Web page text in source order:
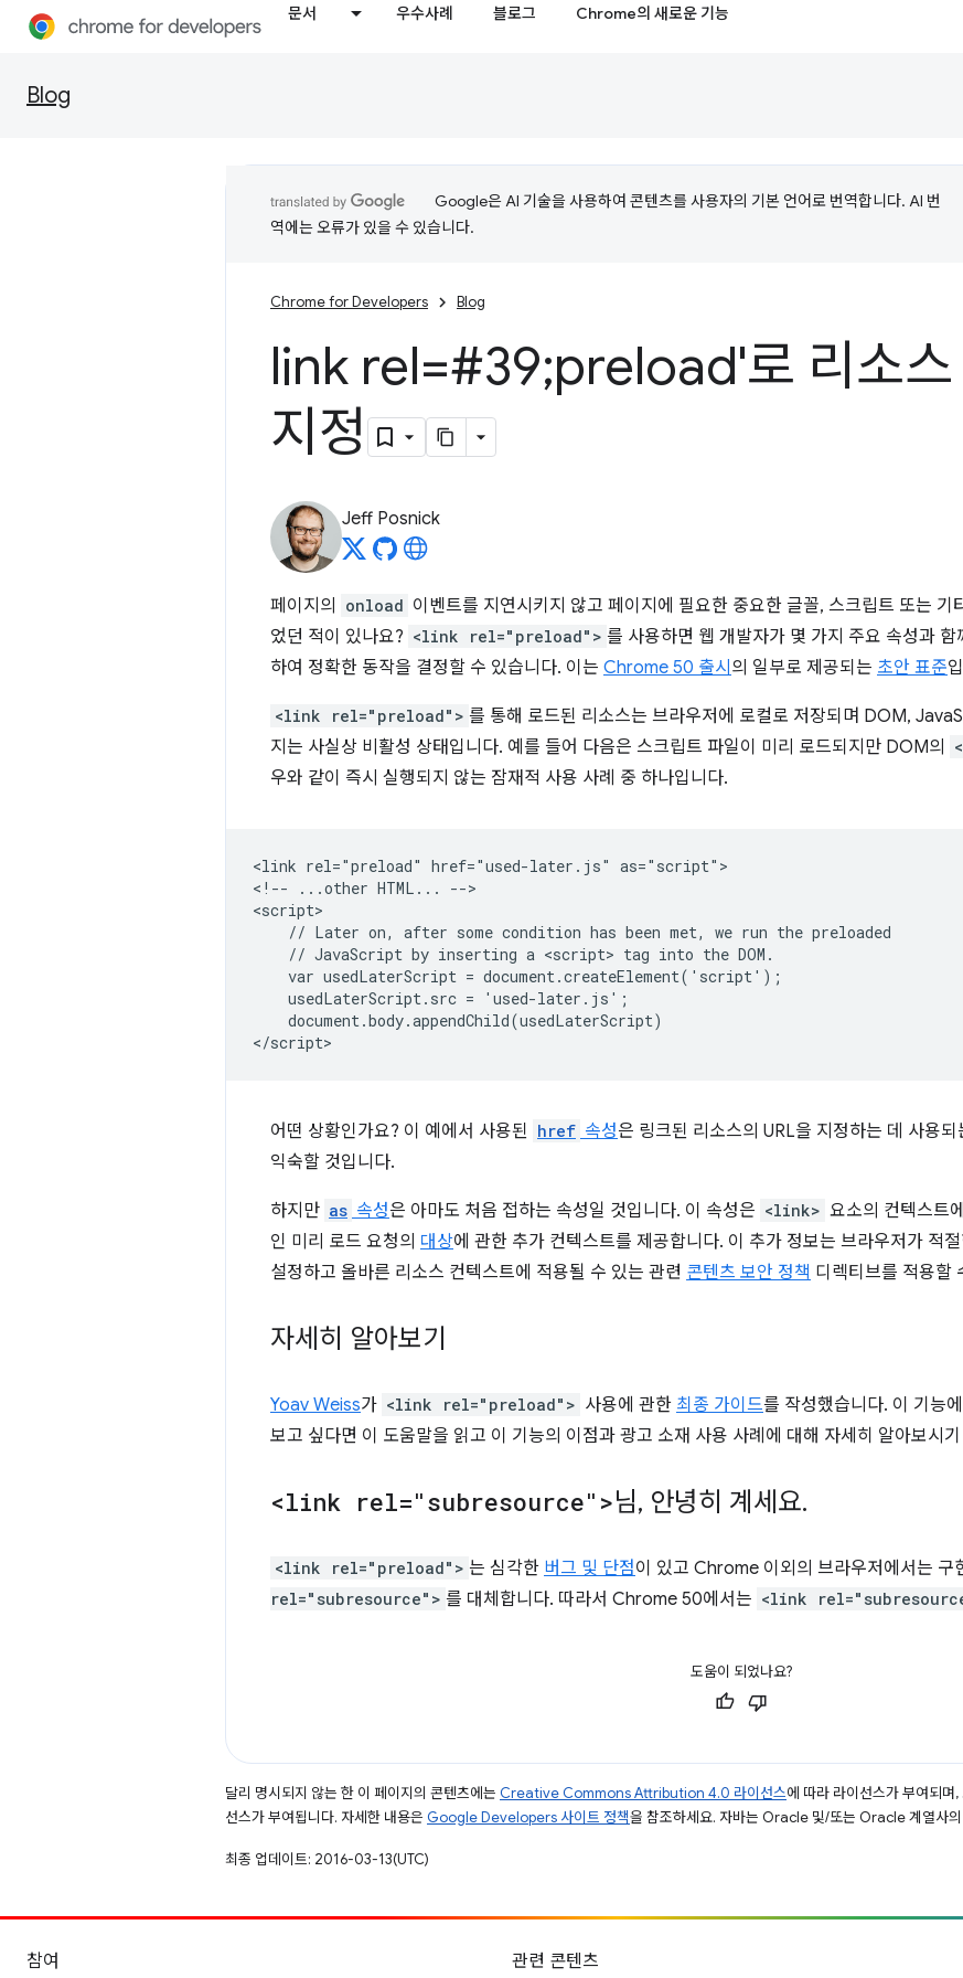
문서 우수사례 블로그 Chrome의 새로운 기능
Blog
Google은 AI 기술을 사용하여 콘텐츠를 사용자의 기본 언어로 번역합니다. AI 번
역에는 오류가 있을 수 있습니다.
Chrome for Developers Blog
link rel=#39;preload'로 리소스
지정
Jeff Posnick
페이지의 onload 이벤트를 지연시키지 않고 페이지에 필요한 중요한 글꼴, 스크립트 또는 기
었던 적이 있나요? <link rel="preload"> 를 사용하면 웹 개발자가 몇 가지 주요 속성과
하여 정확한 동작을 결정할 수 있습니다. 이는 Chrome 50 출시 의 일부로 제공되는 초안 표준
<link rel="preload"> 를 통해 로드된 리소스는 브라우저에 로컬로 저장되며 DOM,
지는 사실상 비활성 상태입니다. 예를 들어 다음은 스크립트 파일이 미리 로드되지만 DOM의
우와 같이 즉시 실행되지 않는 잠재적 사용 사례 중 하나입니다.
<link rel="preload" href="used-later.js" as="script">
<!-- ...other HTML... -->
<script>
    // Later on, after some condition has been met, we run the preloaded
    // JavaScript by inserting a <script> tag into the DOM.
    var usedLaterScript = document.createElement('script');
    usedLaterScript.src = 'used-later.js';
    document.body.appendChild(usedLaterScript)
어떤 상황인가요? 이 예에서 사용된 href 속성은 링크된 리소스의 URL을 지정하는 데 사용
익숙할 것입니다.
하지만 as 속성은 아마도 처음 접하는 속성일 것입니다. 이 속성은 <link> 요소의 컨텍스트
인 미리 로드 요청의 대상에 관한 추가 컨텍스트를 제공합니다. 이 추가 정보는 브라우저가 적
설정하고 올바른 리소스 컨텍스트에 적용될 수 있는 관련 콘텐츠 보안 정책 디렉티브를 적용할
자세히 알아보기
Yoav Weiss가 <link rel="preload"> 사용에 관한 최종 가이드를 작성했습니다. 이 기능
보고 싶다면 이 도움말을 읽고 이 기능의 이점과 광고 소재 사용 사례에 대해 자세히 알아보시
<link rel="subresource">님, 안녕히 계세요.
<link rel="preload"> 는 심각한 버그 및 단점이 있고 Chrome 이외의 브라우저에서는 구
rel="subresource"> 를 대체합니다. 따라서 Chrome 50에서는 <link
도움이 되었나요?
달리 명시되지 않는 한 이 페이지의 콘텐츠에는 Creative Commons Attribution 4.0 라이선스에 따라 라이선스가 부여되며,
선스가 부여됩니다. 자세한 내용은 Google Developers 사이트 정책을 참조하세요. 자바는 Oracle 및/또는 Oracle 계열사의
최종 업데이트: 2016-03-13(UTC)
참여 관련 콘텐츠